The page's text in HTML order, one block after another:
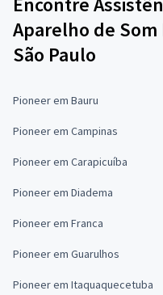
Aparelho de
São Paulo
Pioneer em Bauru
Pioneer em Campinas
Pioneer em Carapicuíba
Pioneer em Diadema
Pioneer em Franca
Pioneer em Guarulhos
Pioneer em Itaquaquecetuba